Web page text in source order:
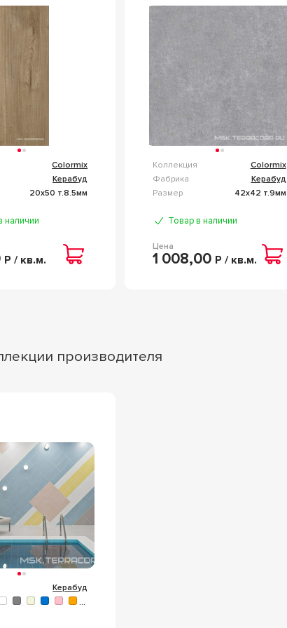
Colormix
Керабуд
20x50 т.8.5мм
наличии
Р / кв.м.
00109877
Коллекция
Colormix
Фабрика
Керабуд
Размер
42x42 т.9мм
Товар в наличии
Цена
1 008,00 Р / кв.м.
производителя
Керабуд